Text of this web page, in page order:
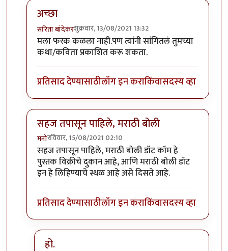
अच्छा
सरिता बांदेकरशुक्रवार, 13/08/2021 13:32
In reply toमराठीबोलीbyकंजूस
मला फरक कळला नाही.पण त्यांनी सांगितलं तुमच्या
कथा/कविता प्रकाशित करू शकता.
प्रतिसाद देण्यासाठीलॉग इन कराकिंवासदस्य व्हा
सहज तपासून पाहिले, मराठी बोली
मनोरविवार, 15/08/2021 02:10
In reply toमराठीबोलीbyकंजूस
सहज तपासून पाहिले, मराठी बोली डॉट कॉम हे
पुस्तक विक्रीचे दुकान आहे, आणि मराठी बोली डॉट
इन हे लिहिण्याचे स्थळ आहे असे दिसते आहे.
प्रतिसाद देण्यासाठीलॉग इन कराकिंवासदस्य व्हा
हो.